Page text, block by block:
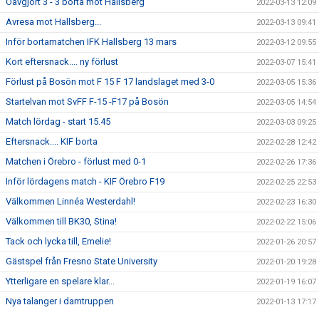
2022-03-13 12:09
Avresa mot Hallsberg... 2022-03-13 09:41
Inför bortamatchen IFK Hallsberg 13 mars 2022-03-12 09:55
Kort eftersnack.... ny förlust 2022-03-07 15:41
Förlust på Bosön mot F 15 F 17 landslaget med 3-0 2022-03-05 15:36
Startelvan mot SvFF F-15 -F17 på Bosön 2022-03-05 14:54
Match lördag - start 15.45 2022-03-03 09:25
Eftersnack.... KIF borta 2022-02-28 12:42
Matchen i Örebro - förlust med 0-1 2022-02-26 17:36
Inför lördagens match - KIF Örebro F19 2022-02-25 22:53
Välkommen Linnéa Westerdahl! 2022-02-23 16:30
Välkommen till BK30, Stina! 2022-02-22 15:06
Tack och lycka till, Emelie! 2022-01-26 20:57
Gästspel från Fresno State University 2022-01-20 19:28
Ytterligare en spelare klar... 2022-01-19 16:07
Nya talanger i damtruppen 2022-01-13 17:17